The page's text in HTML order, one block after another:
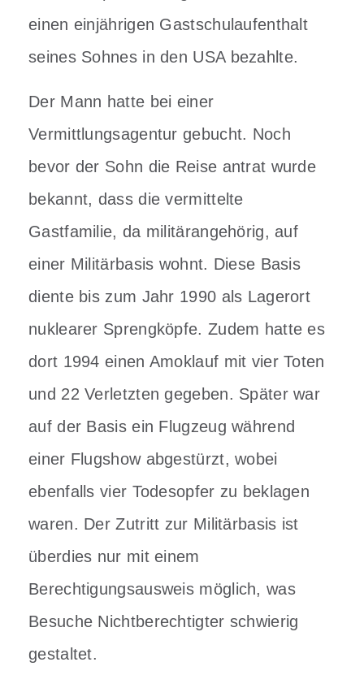
einen einjährigen Gastschulaufenthalt
seines Sohnes in den USA bezahlte.
Der Mann hatte bei einer
Vermittlungsagentur gebucht. Noch
bevor der Sohn die Reise antrat wurde
bekannt, dass die vermittelte
Gastfamilie, da militärangehörig, auf
einer Militärbasis wohnt. Diese Basis
diente bis zum Jahr 1990 als Lagerort
nuklearer Sprengköpfe. Zudem hatte es
dort 1994 einen Amoklauf mit vier Toten
und 22 Verletzten gegeben. Später war
auf der Basis ein Flugzeug während
einer Flugshow abgestürzt, wobei
ebenfalls vier Todesopfer zu beklagen
waren. Der Zutritt zur Militärbasis ist
überdies nur mit einem
Berechtigungsausweis möglich, was
Besuche Nichtberechtigter schwierig
gestaltet.